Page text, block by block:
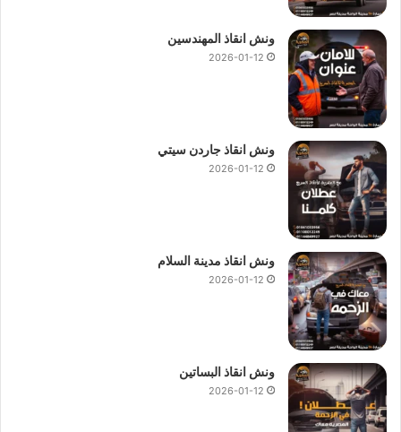
ونش انقاذ المهندسين
2026-01-12
ونش انقاذ جاردن سيتي
2026-01-12
ونش انقاذ مدينة السلام
2026-01-12
ونش انقاذ البساتين
2026-01-12